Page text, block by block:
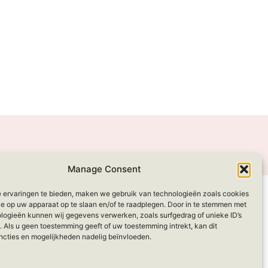
Manage Consent
ervaringen te bieden, maken we gebruik van technologieën zoals cookies
op uw apparaat op te slaan en/of te raadplegen. Door in te stemmen met
kunnen wij gegevens verwerken, zoals surfgedrag of unieke ID’s
Als u geen toestemming geeft of uw toestemming intrekt, kan dit
en mogelijkheden nadelig beïnvloeden.